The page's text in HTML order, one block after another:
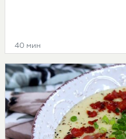
40 мин